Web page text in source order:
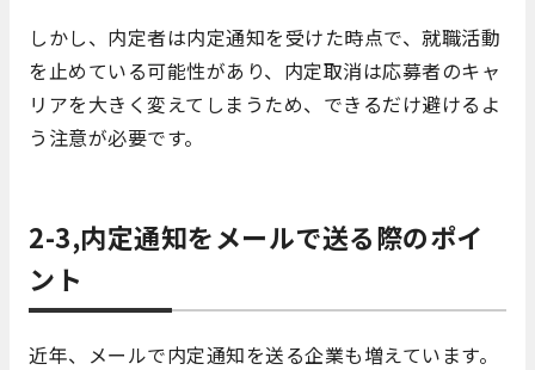
しかし、内定者は内定通知を受けた時点で、就職活動
を止めている可能性があり、内定取消は応募者のキャ
リアを大きく変えてしまうため、できるだけ避けるよ
う注意が必要です。
2-3,内定通知をメールで送る際のポイ
ント
近年、メールで内定通知を送る企業も増えています。